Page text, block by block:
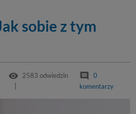
sobie z tym
remove_red_eye 2583 odwiedzin comment
0
komentarzy